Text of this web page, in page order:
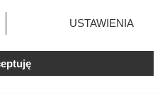
ustawień prywatności
rogu strony
nie wymagają zgody
sprzeciwić się takiemu
miały zastosowania tylko
USTAWIENIA